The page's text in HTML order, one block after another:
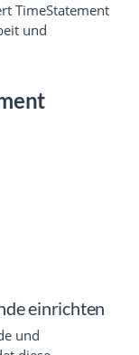
TimeStatement
und
einrichten
und